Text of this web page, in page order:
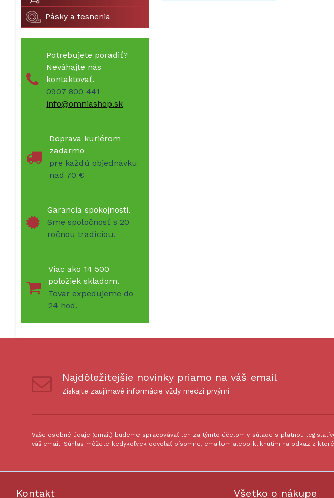
Pásky a tesnenia
Potrebujete poradiť?
Neváhajte nás
kontaktovať.
0907 800 441
info@omniashop.sk
Doprava kuriérom
zadarmo
pre každú objednávku
nad 70 €
Garancia spokojnosti.
Sme spoločnosť s 20
ročnou tradíciou.
Viac ako 14 500
položiek skladom.
Tovar expedujeme do
24 hod.
Najdôležitejšie novinky priamo na váš email
Získajte zaujímavé informácie vždy medzi prvými
Vaše osobné údaje (email) budeme spracovávať len za týmto účelom v súlade s platnou
váš email. Súhlas môžete kedykoľvek odvolať písomne, emailom alebo kliknutím na odkaz z
Kontakt Všetko o nákupe